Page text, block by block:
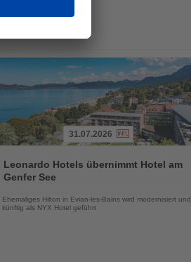
Sie
die
31.07.2026
Leonardo Hotels übernimmt Hotel am
Genfer See
Ehemaliges Hilton in Evian-les-Bains wird modernisiert und
künftig als NYX Hotel geführt